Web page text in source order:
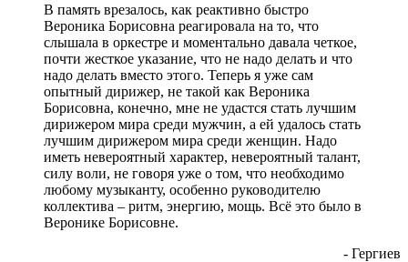
В память врезалось, как реактивно быстро
Вероника Борисовна реагировала на то, что
слышала в оркестре и моментально давала четкое,
почти жесткое указание, что не надо делать и что
надо делать вместо этого. Теперь я уже сам
опытный дирижер, не такой как Вероника
Борисовна, конечно, мне не удастся стать лучшим
дирижером мира среди мужчин, а ей удалось стать
лучшим дирижером мира среди женщин. Надо
иметь невероятный характер, невероятный талант,
силу воли, не говоря уже о том, что необходимо
любому музыканту, особенно руководителю
коллектива – ритм, энергию, мощь. Всё это было в
Веронике Борисовне.
- Гергиев